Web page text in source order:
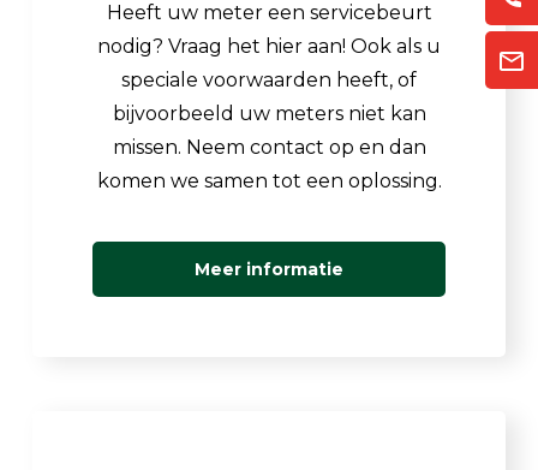
Heeft uw meter een servicebeurt
nodig? Vraag het hier aan! Ook als u
speciale voorwaarden heeft, of
bijvoorbeeld uw meters niet kan
missen. Neem contact op en dan
komen we samen tot een oplossing.
Meer informatie